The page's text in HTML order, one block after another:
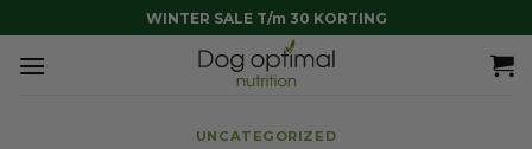
naar
inhoud
WINTER SALE T/m 30 KORTING
UNCATEGORIZED